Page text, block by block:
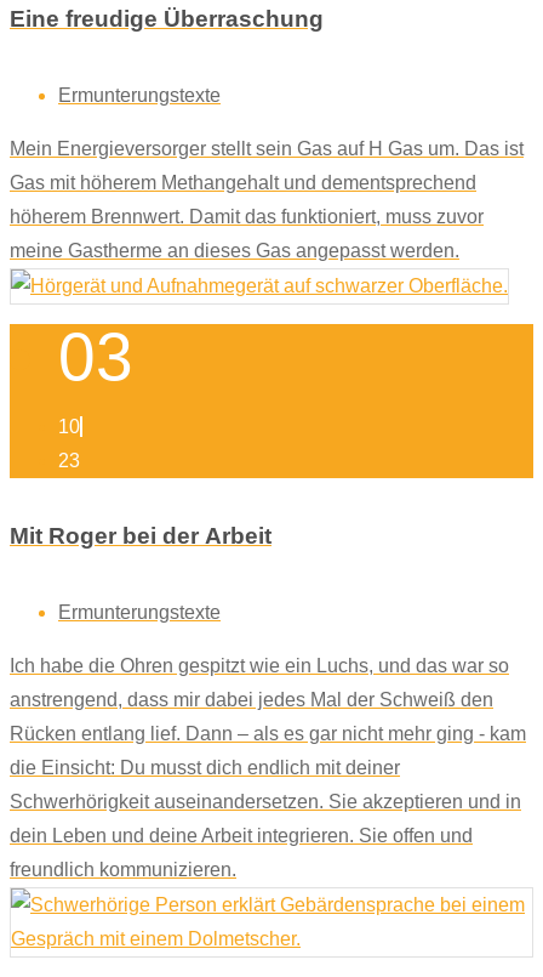
Eine freudige Überraschung
Ermunterungstexte
Mein Energieversorger stellt sein Gas auf H Gas um. Das ist
Gas mit höherem Methangehalt und dementsprechend
höherem Brennwert. Damit das funktioniert, muss zuvor
meine Gastherme an dieses Gas angepasst werden.
03
10
23
Mit Roger bei der Arbeit
Ermunterungstexte
Ich habe die Ohren gespitzt wie ein Luchs, und das war so
anstrengend, dass mir dabei jedes Mal der Schweiß den
Rücken entlang lief. Dann – als es gar nicht mehr ging - kam
die Einsicht: Du musst dich endlich mit deiner
Schwerhörigkeit auseinandersetzen. Sie akzeptieren und in
dein Leben und deine Arbeit integrieren. Sie offen und
freundlich kommunizieren.